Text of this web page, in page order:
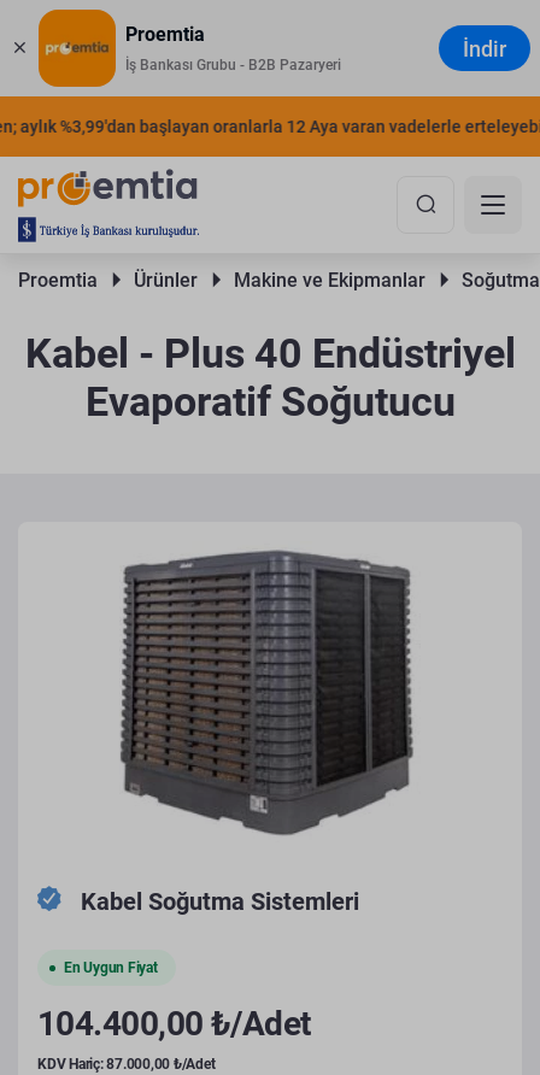
Proemtia
İş Bankası Grubu - B2B Pazaryeri
İndir
%3,99'dan başlayan oranlarla 12 Aya varan vadelerle
Proemtia Ürünler Makine ve Ekipmanlar
Kabel - Plus 40 Endüstriyel
Evaporatif Soğutucu
Kabel Soğutma Sistemleri
En Uygun Fiyat
104.400,00 ₺/Adet
KDV Hariç: 87.000,00 ₺/Adet